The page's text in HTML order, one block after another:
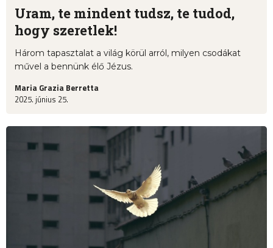
Uram, te mindent tudsz, te tudod,
hogy szeretlek!
Három tapasztalat a világ körül arról, milyen csodákat
művel a bennünk élő Jézus.
Maria Grazia Berretta
2025. június 25.